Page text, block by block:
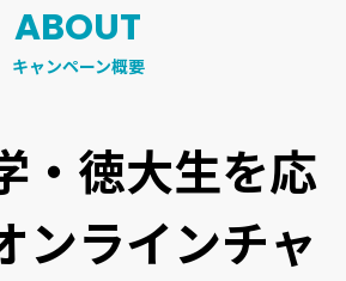
ABOUT
キャンペーン概要
・ 徳大生を応
ンラインチャ